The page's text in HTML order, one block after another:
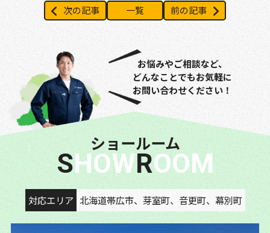
次の記事 一覧 前の記事
お悩みやご相談など、
どんなことでもお気軽に
お問い合わせください！
ショールーム
SHOW ROOM
対応エリア 北海道帯広市、芽室町、音更町、幕別町